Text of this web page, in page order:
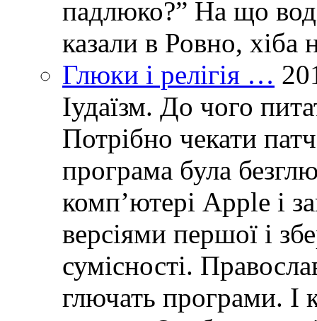
падлюко?” На що
казали в Ровно,
Глюки і релігія …
Іудаїзм. До чого
Потрібно чекати
програма була
комп’ютері Apple і
версіями першої і
сумісності.
глючать програми. І